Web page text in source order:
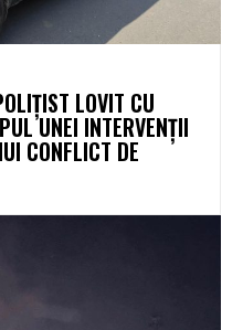
LOVIT CU
UNEI INTERVENȚII
CONFLICT DE